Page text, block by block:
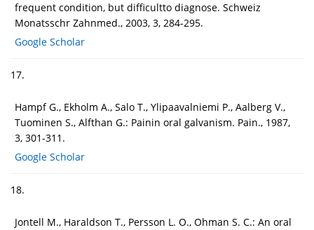
frequent condition, but difficultto diagnose. Schweiz
Monatsschr Zahnmed., 2003, 3, 284-295.
Google Scholar
17.
Hampf G., Ekholm A., Salo T., Ylipaavalniemi P., Aalberg V.,
Tuominen S., Alfthan G.: Painin oral galvanism. Pain., 1987,
3, 301-311.
Google Scholar
18.
Jontell M., Haraldson T., Persson L. O., Ohman S. C.: An oral